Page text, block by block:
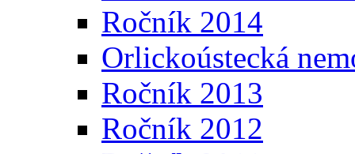
Ročník 2014
Orlickoústecká
Ročník 2013
Ročník 2012